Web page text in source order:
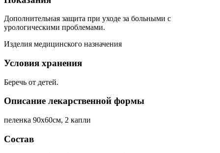
Дополнительная защита при уходе за больными с
урологическими проблемами.
Изделия медицинского назначения
Условия хранения
Беречь от детей.
Описание лекарственной формы
пеленка 90х60см, 2 капли
Состав